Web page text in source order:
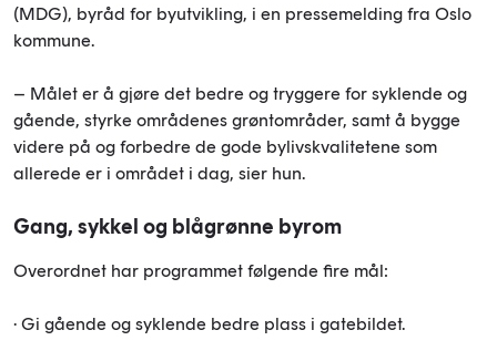
(MDG), byråd for byutvikling, i en pressemelding fra Oslo
kommune.
– Målet er å gjøre det bedre og tryggere for syklende og
gående, styrke områdenes grøntområder, samt å bygge
videre på og forbedre de gode bylivskvalitetene som
allerede er i området i dag, sier hun.
Gang, sykkel og blågrønne byrom
Overordnet har programmet følgende fire mål:
· Gi gående og syklende bedre plass i gatebildet.